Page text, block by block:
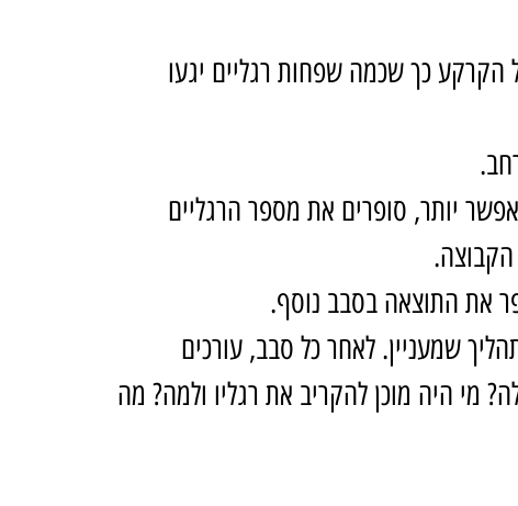
הקרקע כך שכמה שפחות רגליים יגעו
יותר, סופרים את מספר הרגליים
את התוצאה בסבב נוסף.
שמעניין. לאחר כל סבב, עורכים
מי היה מוכן להקריב את רגליו ולמה? מה